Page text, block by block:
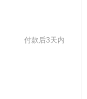
付款后3天内